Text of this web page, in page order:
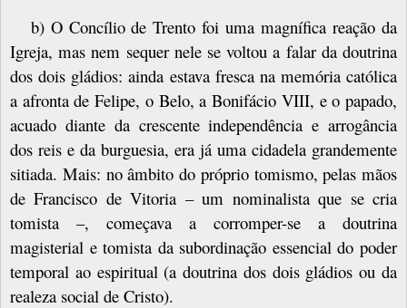
b) O Concílio de Trento foi uma magnífica reação da
Igreja, mas nem sequer nele se voltou a falar da doutrina
dos dois gládios: ainda estava fresca na memória católica
a afronta de Felipe, o Belo, a Bonifácio VIII, e o papado,
acuado diante da crescente independência e arrogância
dos reis e da burguesia, era já uma cidadela grandemente
sitiada. Mais: no âmbito do próprio tomismo, pelas mãos
de Francisco de Vitoria – um nominalista que se cria
tomista –, começava a corromper-se a doutrina
magisterial e tomista da subordinação essencial do poder
temporal ao espiritual (a doutrina dos dois gládios ou da
realeza social de Cristo).